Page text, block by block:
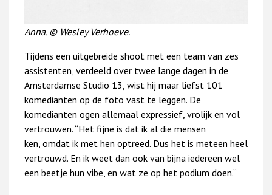
Anna. © Wesley Verhoeve.
Tijdens een uitgebreide shoot met een team van zes
assistenten, verdeeld over twee lange dagen in de
Amsterdamse Studio 13, wist hij maar liefst 101
komedianten op de foto vast te leggen. De
komedianten ogen allemaal expressief, vrolijk en vol
vertrouwen. “Het fijne is dat ik al die mensen
ken, omdat ik met hen optreed. Dus het is meteen heel
vertrouwd. En ik weet dan ook van bijna iedereen wel
een beetje hun vibe, en wat ze op het podium doen.”